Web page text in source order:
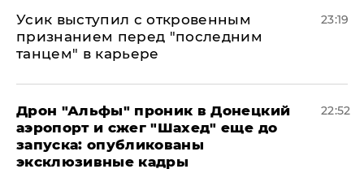
Усик выступил с откровенным
признанием перед "последним
танцем" в карьере
23:19
Дрон "Альфы" проник в Донецкий
аэропорт и сжег "Шахед" еще до
запуска: опубликованы
эксклюзивные кадры
22:52